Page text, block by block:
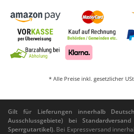
* Alle Preise inkl. gesetzlicher
Gilt für Lieferungen innerhalb
Ausschlussgebiete) bei
Sperrgutartikel). Bei Expressversand